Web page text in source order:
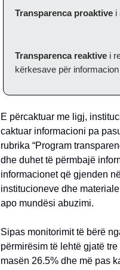
Transparenca proaktive i
Transparenca reaktive i
kërkesave për informacion
E përcaktuar me ligj,
caktuar informacioni pa
rubrika “Program
dhe duhet të përmbajë
informacionet që gjenden
institucioneve dhe
apo mundësi abuzimi.
Sipas monitorimit të bërë
përmirësim të lehtë gjatë
masën 26.5% dhe më pas